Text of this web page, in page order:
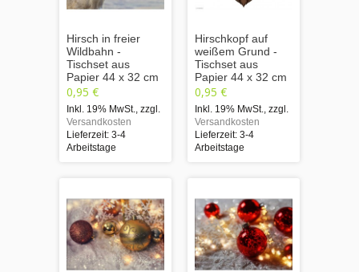
Hirsch in freier
Wildbahn -
Tischset aus
Papier 44 x 32 cm
0,95 €
Inkl. 19% MwSt. zzgl.
Versandkosten
Lieferzeit: 3-4
Arbeitstage
Hirschkopf auf
weißem Grund -
Tischset aus
Papier 44 x 32 cm
0,95 €
Inkl. 19% MwSt. zzgl.
Versandkosten
Lieferzeit: 3-4
Arbeitstage